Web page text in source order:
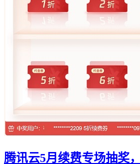
腾讯云5月续费专场抽奖